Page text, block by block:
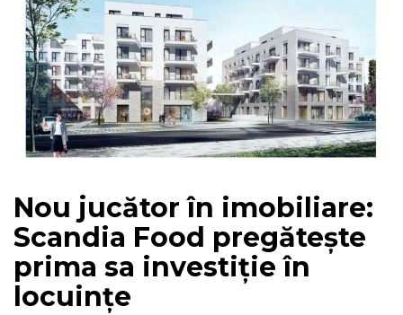
Nou jucător în imobiliare:
Scandia Food pregătește
prima sa investiție în
locuințe